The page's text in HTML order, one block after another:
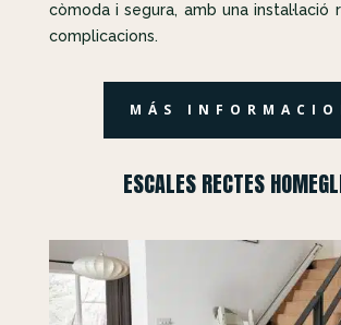
còmoda i segura, amb una instal·lació
complicacions.
MÁS
ESCALES RECTES